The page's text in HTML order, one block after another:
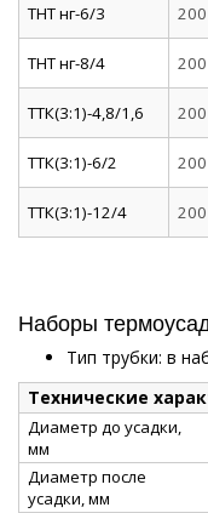
ТНТ нг-6/3
200
ТНТ нг-8/4
200
ТТК(3:1)-4,8/1,6
200
ТТК(3:1)-6/2 200
ТТК(3:1)-12/4 200
Наборы
Тип трубки: в
Технические
Диаметр до усадки,
мм
Диаметр после
усадки, мм